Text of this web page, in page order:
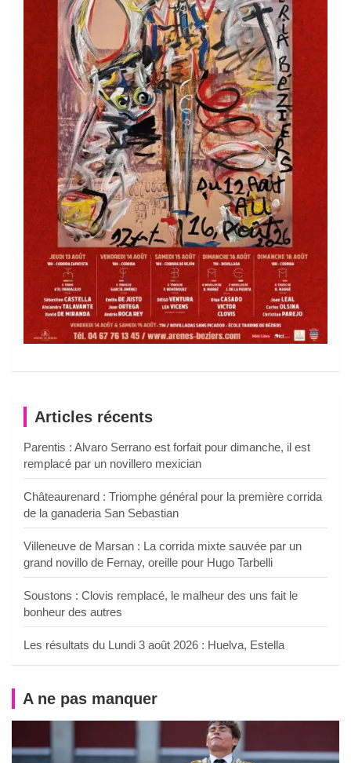
Articles récents
Parentis : Alvaro Serrano est forfait pour dimanche, il est
remplacé par un novillero mexician
Châteaurenard : Triomphe général pour la première corrida
de la ganaderia San Sebastian
Villeneuve de Marsan : La corrida mixte sauvée par un
grand novillo de Fernay, oreille pour Hugo Tarbelli
Soustons : Clovis remplacé, le malheur des uns fait le
bonheur des autres
Les résultats du Lundi 3 août 2026 : Huelva, Estella
A ne pas manquer